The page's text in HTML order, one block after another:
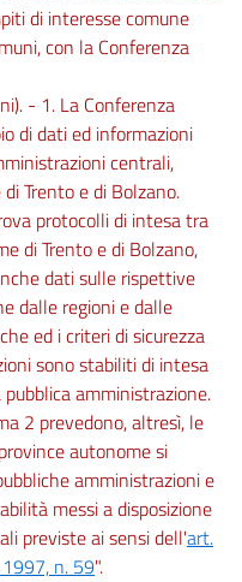
di interesse comune
con la Conferenza
- 1. La Conferenza
di dati ed informazioni
centrali,
Trento e di Bolzano.
protocolli di intesa tra
di Trento e di Bolzano,
dati sulle rispettive
dalle regioni e dalle
ed i criteri di sicurezza
sono stabiliti di intesa
amministrazione.
2 prevedono, altresì, le
autonome si
amministrazioni e
messi a disposizione
previste ai sensi dell'art.
n. 59".